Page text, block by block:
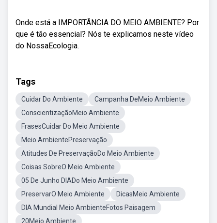
Onde está a IMPORTÂNCIA DO MEIO AMBIENTE? Por
que é tão essencial? Nós te explicamos neste vídeo
do NossaEcologia.
Tags
Cuidar Do Ambiente
Campanha DeMeio Ambiente
ConscientizaçãoMeio Ambiente
FrasesCuidar Do Meio Ambiente
Meio AmbientePreservação
Atitudes De PreservaçãoDo Meio Ambiente
Coisas SobreO Meio Ambiente
05 De Junho DIADo Meio Ambiente
PreservarO Meio Ambiente
DicasMeio Ambiente
DIA Mundial Meio AmbienteFotos Paisagem
20Meio Ambiente